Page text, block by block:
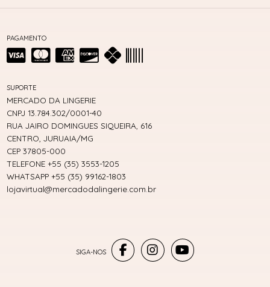
PAGAMENTO
SUPORTE
MERCADO DA LINGERIE
CNPJ 13.784.302/0001-40
RUA JAIRO DOMINGUES SIQUEIRA, 616
CENTRO, JURUAIA/MG
CEP 37805-000
TELEFONE +55 (35) 3553-1205
WHATSAPP +55 (35) 99162-1803
lojavirtual@mercadodalingerie.com.br